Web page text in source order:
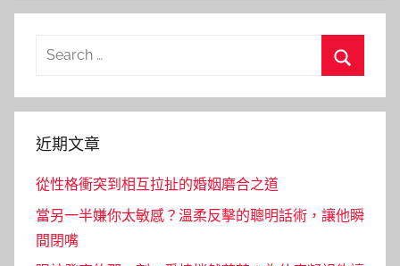
Search
近期文章
從性格衝突到相互拉扯的婚姻磨合之道
當另一半嫌你太敏感？溫柔反擊的聰明話術，讓他瞬
間閉嘴